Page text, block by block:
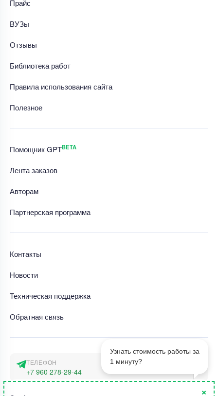
1
Узнать стоимость работы за
1 минуту?
Прайс
ВУЗы
Отзывы
Библиотека работ
Правила использования сайта
Полезное
Помощник GPTBETA
Лента заказов
Авторам
Партнерская программа
Контакты
Новости
Техническая поддержка
Обратная связь
ТЕЛЕФОН
+7 960 278-29-44
×